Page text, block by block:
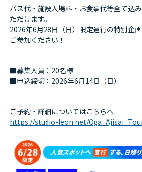
バス代・施設入場料・お食事代等全て込
ただけます。
2026年6月28日（日）限定運行の特別企
ご参加ください！
■募集人員：20名様
■申込締切：2026年6月14日（日）
ご予約・詳細についてはこちらへ
https://studio-leon.net/